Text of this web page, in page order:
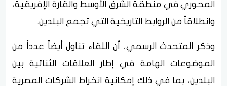
المحوري في منطقة الشرق الأوسط والقارة الإفريقية،
وانطلاقاً من الروابط التاريخية التي تجمع البلدين.
وذكر المتحدث الرسمي، أن اللقاء تناول أيضاً عدداً من
الموضوعات الهامة في إطار العلاقات الثنائية بين
البلدين، بما في ذلك إمكانية انخراط الشركات المصرية